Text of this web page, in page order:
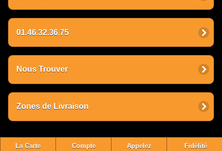
01.46.32.36.75
Nous Trouver
Zones de Livraison
La Carte Compte Appelez Fidélité